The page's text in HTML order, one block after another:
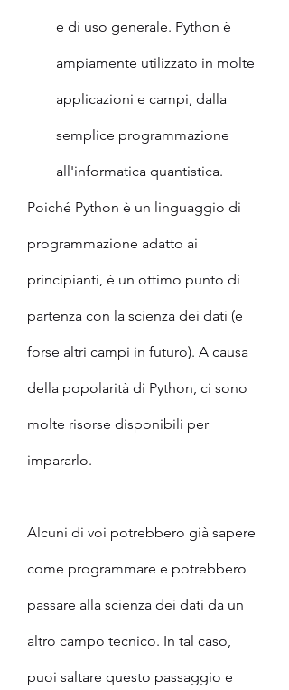
e di uso generale. Python è
ampiamente utilizzato in molte
applicazioni e campi, dalla
semplice programmazione
all'informatica quantistica.
Poiché Python è un linguaggio di
programmazione adatto ai
principianti, è un ottimo punto di
partenza con la scienza dei dati (e
forse altri campi in futuro). A causa
della popolarità di Python, ci sono
molte risorse disponibili per
impararlo.
Alcuni di voi potrebbero già sapere
come programmare e potrebbero
passare alla scienza dei dati da un
altro campo tecnico. In tal caso,
puoi saltare questo passaggio e